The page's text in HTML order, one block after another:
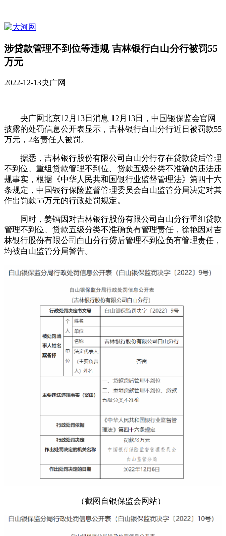
涉贷款管理不到位等违规 吉林银行白山分行被罚55
万元
2022-12-13央广网
央广网北京12月13日消息 12月13日，中国银保监会官网
披露的处罚信息公开表显示，吉林银行白山分行近日被罚款55
万元，2名责任人被罚。
据悉，吉林银行股份有限公司白山分行存在贷款贷后管理
不到位、重组贷款管理不到位、贷款五级分类不准确的违法违
规事实，根据《中华人民共和国银行业监督管理法》第四十六
条规定，中国银行保险监督管理委员会白山监管分局决定对其
作出罚款55万元的行政处罚规定。
同时，姜镭因对吉林银行股份有限公司白山分行重组贷款
管理不到位、贷款五级分类不准确负有管理责任，徐艳因对吉
林银行股份有限公司白山分行贷后管理不到位负有管理责任，
均被白山监管分局警告。
（截图自银保监会网站）